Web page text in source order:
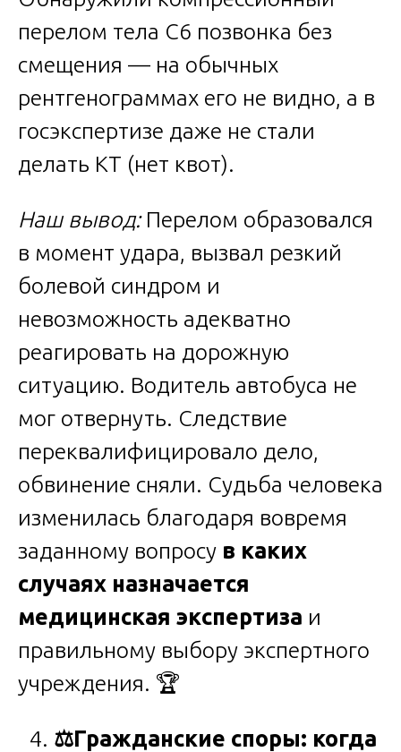
перелом тела C6 позвонка без
смещения — на обычных
рентгенограммах его не видно, а в
госэкспертизе даже не стали
делать КТ (нет квот).
Наш вывод:Перелом образовался
в момент удара, вызвал резкий
болевой синдром и
невозможность адекватно
реагировать на дорожную
ситуацию. Водитель автобуса не
мог отвернуть. Следствие
переквалифицировало дело,
обвинение сняли. Судьба человека
изменилась благодаря вовремя
заданному вопросу в каких
случаях назначается
медицинская экспертиза и
правильному выбору экспертного
учреждения. 🏆
⚖️Гражданские споры: когда